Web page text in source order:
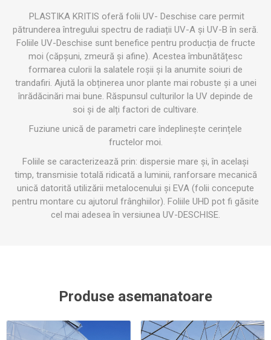
PLASTIKA KRITIS oferă folii UV- Deschise care permit
pătrunderea întregului spectru de radiații UV-A și UV-B în seră.
Foliile UV-Deschise sunt benefice pentru producția de fructe
moi (căpșuni, zmeură și afine). Acestea îmbunătățesc
formarea culorii la salatele roșii și la anumite soiuri de
trandafiri. Ajută la obținerea unor plante mai robuste și a unei
înrădăcinări mai bune. Răspunsul culturilor la UV depinde de
soi și de alți factori de cultivare.
Fuziune unică de parametri care îndeplinește cerințele
fructelor moi.
Foliile se caracterizează prin: dispersie mare și, în același
timp, transmisie totală ridicată a luminii, ranforsare mecanică
unică datorită utilizării metalocenului și EVA (folii concepute
pentru montare cu ajutorul frânghiilor). Foliile UHD pot fi găsite
cel mai adesea în versiunea UV-DESCHISE.
Produse asemanatoare